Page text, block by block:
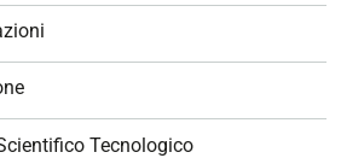
Tecnologico